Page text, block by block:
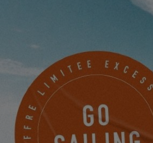
nos deux propriétaires
, Marco & Lizzy, de nous
travail à bord de leur catamaran.
Pays-Bas, ils ont pu continuer à
tout en naviguant à travers le monde.